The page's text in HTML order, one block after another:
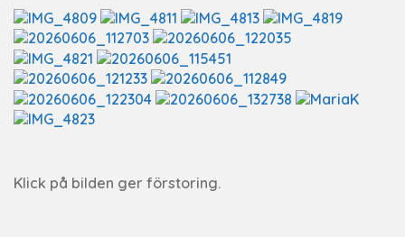
Klick på bilden ger förstoring.